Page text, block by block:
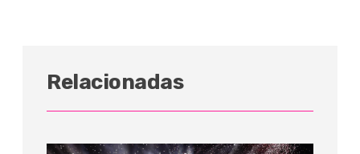
Relacionadas